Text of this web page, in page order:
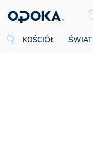
KOŚCIÓŁ ŚWIAT